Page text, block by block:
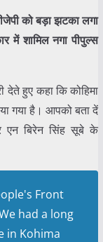
को बड़ा झटका लगा
में शामिल नगा पीपुल्स
हुए कहा कि कोहिमा
गया है। आपको बता दें
एन बिरेन सिंह सूबे के
Front
had a long
in Kohima